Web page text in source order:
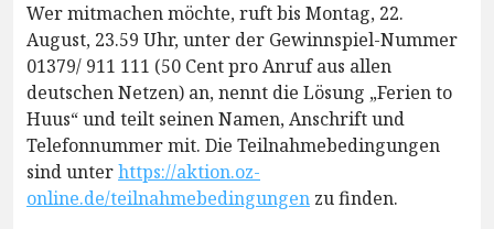
Wer mitmachen möchte, ruft bis Montag, 22.
August, 23.59 Uhr, unter der Gewinnspiel-Nummer
01379/ 911 111 (50 Cent pro Anruf aus allen
deutschen Netzen) an, nennt die Lösung „Ferien to
Huus“ und teilt seinen Namen, Anschrift und
Telefonnummer mit. Die Teilnahmebedingungen
sind unterhttps://aktion.oz-
online.de/teilnahmebedingungen zu finden.